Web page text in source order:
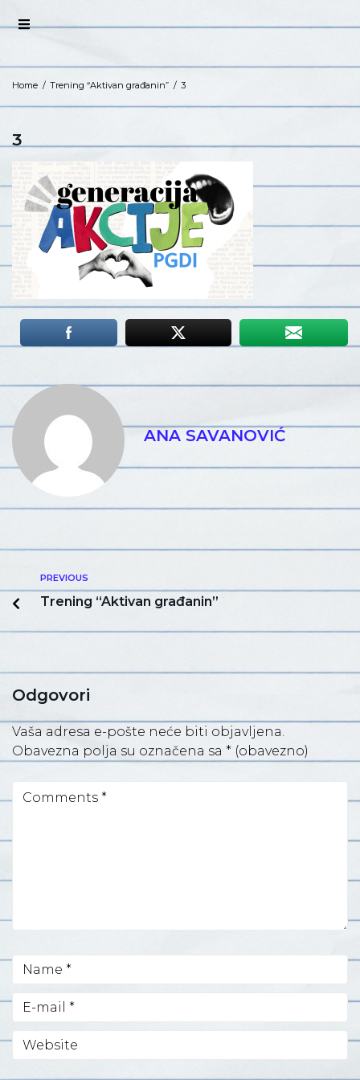
Home / Trening “Aktivan građanin” / 3
3
ANA SAVANOVIĆ
PREVIOUS
Trening “Aktivan građanin”
Odgovori
Vaša adresa e-pošte neće biti objavljena.
Obavezna polja su označena sa * (obavezno)